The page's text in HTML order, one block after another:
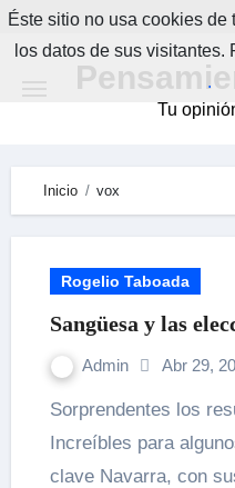
Skip
Tu
Inicio vox
Rogelio Taboada
Sangüesa y las
Admin Abr 29,
Sorprendentes los resultados de ayer.
Increíbles para
clave Navarra, con
Éste sitio no usa cookies de
los datos de sus visitantes.
.